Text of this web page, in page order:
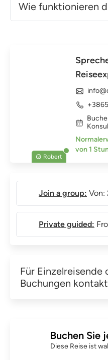
Wie funktionieren
Robert
von 1
Join a group: Von:
Private guided:
Für
Buchungen
Buchen Sie
Diese Reise ist